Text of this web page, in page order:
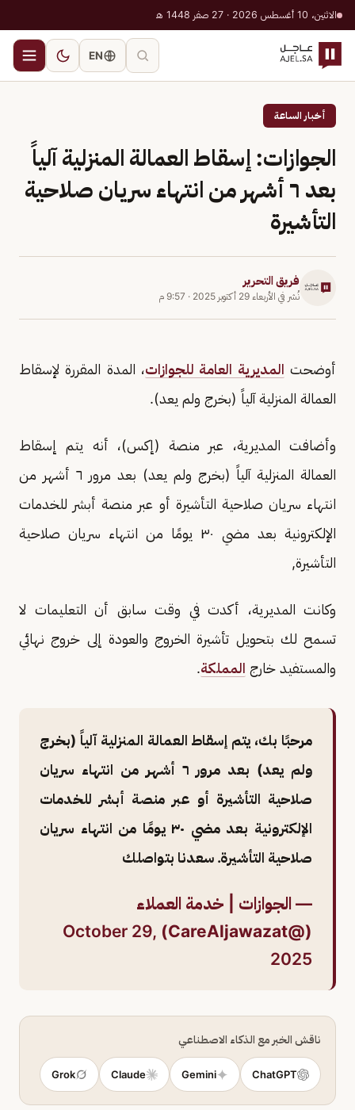
الاثنين، 10 أغسطس 2026 · 27 صفر 1448 هـ
EN
أخبار الساعة
الجوازات: إسقاط العمالة المنزلية آلياً
بعد ٦ أشهر من انتهاء سريان صلاحية
التأشيرة
فريق التحرير
نُشر في الأربعاء 29 أكتوبر 2025 · 9:57 م
أوضحت المديرية العامة للجوازات، المدة المقررة لإسقاط
العمالة المنزلية آلياً (بخرج ولم يعد).
وأضافت المديرية، عبر منصة (إكس)، أنه يتم إسقاط
العمالة المنزلية آلياً (بخرج ولم يعد) بعد مرور ٦ أشهر من
انتهاء سريان صلاحية التأشيرة أو عبر منصة أبشر للخدمات
الإلكترونية بعد مضي ٣٠ يومًا من انتهاء سريان صلاحية
التأشيرة,
وكانت المديرية، أكدت في وقت سابق أن التعليمات لا
تسمح لك بتحويل تأشيرة الخروج والعودة إلى خروج نهائي
والمستفيد خارج المملكة.
مرحبًا بك، يتم إسقاط العمالة المنزلية آلياً (بخرج
ولم يعد) بعد مرور ٦ أشهر من انتهاء سريان
صلاحية التأشيرة أو عبر منصة أبشر للخدمات
الإلكترونية بعد مضي ٣٠ يومًا من انتهاء سريان
صلاحية التأشيرة. سعدنا بتواصلك
— الجوازات | خدمة العملاء
(@CareAljawazat)
October 29,
2025
ناقش الخبر مع الذكاء الاصطناعي
ChatGPT
Gemini
Claude
Grok